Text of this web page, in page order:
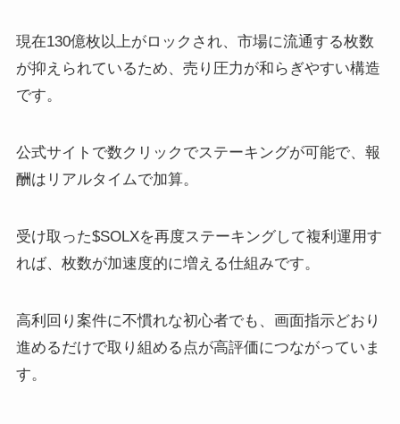
現在130億枚以上がロックされ、市場に流通する枚数
が抑えられているため、売り圧力が和らぎやすい構造
です。
公式サイトで数クリックでステーキングが可能で、報
酬はリアルタイムで加算。
受け取った$SOLXを再度ステーキングして複利運用す
れば、枚数が加速度的に増える仕組みです。
高利回り案件に不慣れな初心者でも、画面指示どおり
進めるだけで取り組める点が高評価につながっていま
す。